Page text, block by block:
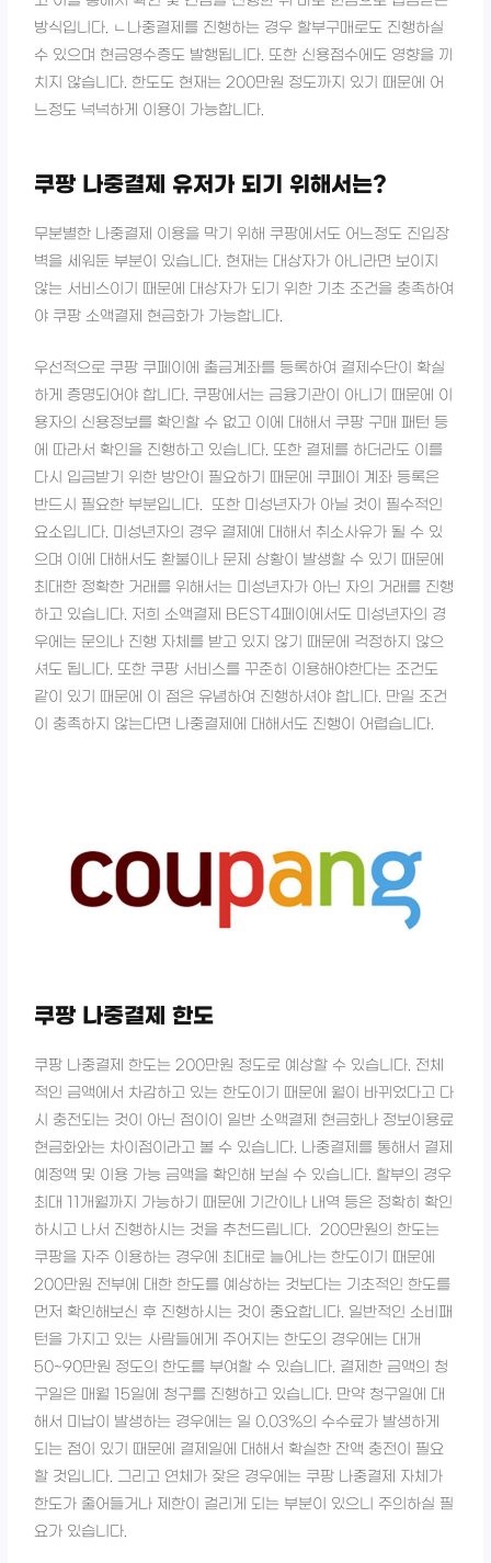
방식입니다. ㄴ나중결제를 진행하는 경우 할부구매로도 진행하실
수 있으며 현금영수증도 발행됩니다. 또한 신용점수에도 영향을 끼
치지 않습니다. 한도도 현재는 200만원 정도까지 있기 때문에 어
느정도 넉넉하게 이용이 가능합니다.
쿠팡 나중결제 유저가 되기 위해서는?
무분별한 나중결제 이용을 막기 위해 쿠팡에서도 어느정도 진입장
벽을 세워둔 부분이 있습니다. 현재는 대상자가 아니라면 보이지
않는 서비스이기 때문에 대상자가 되기 위한 기초 조건을 충족하여
야 쿠팡 소액결제 현금화가 가능합니다.
우선적으로 쿠팡 쿠페이에 출금계좌를 등록하여 결제수단이 확실
하게 증명되어야 합니다. 쿠팡에서는 금융기관이 아니기 때문에 이
용자의 신용정보를 확인할 수 없고 이에 대해서 쿠팡 구매 패턴 등
에 따라서 확인을 진행하고 있습니다. 또한 결제를 하더라도 이를
다시 입금받기 위한 방안이 필요하기 때문에 쿠페이 계좌 등록은
반드시 필요한 부분입니다. 또한 미성년자가 아닐 것이 필수적인
요소입니다. 미성년자의 경우 결제에 대해서 취소사유가 될 수 있
으며 이에 대해서도 환불이나 문제 상황이 발생할 수 있기 때문에
최대한 정확한 거래를 위해서는 미성년자가 아닌 자의 거래를 진행
하고 있습니다. 저희 소액결제 BEST4페이에서도 미성년자의 경
우에는 문의나 진행 자체를 받고 있지 않기 때문에 걱정하지 않으
셔도 됩니다. 또한 쿠팡 서비스를 꾸준히 이용해야한다는 조건도
같이 있기 때문에 이 점은 유념하여 진행하셔야 합니다. 만일 조건
이 충족하지 않는다면 나중결제에 대해서도 진행이 어렵습니다.
쿠팡 나중결제 한도
쿠팡 나중결제 한도는 200만원 정도로 예상할 수 있습니다. 전체
적인 금액에서 차감하고 있는 한도이기 때문에 월이 바뀌었다고 다
시 충전되는 것이 아닌 점이이 일반 소액결제 현금화나 정보이용료
현금화와는 차이점이라고 볼 수 있습니다. 나중결제를 통해서 결제
예정액 및 이용 가능 금액을 확인해 보실 수 있습니다. 할부의 경우
최대 11개월까지 가능하기 때문에 기간이나 내역 등은 정확히 확인
하시고 나서 진행하시는 것을 추천드립니다. 200만원의 한도는
쿠팡을 자주 이용하는 경우에 최대로 늘어나는 한도이기 때문에
200만원 전부에 대한 한도를 예상하는 것보다는 기초적인 한도를
먼저 확인해보신 후 진행하시는 것이 중요합니다. 일반적인 소비패
턴을 가지고 있는 사람들에게 주어지는 한도의 경우에는 대개
50~90만원 정도의 한도를 부여할 수 있습니다. 결제한 금액의 청
구일은 매월 15일에 청구를 진행하고 있습니다. 만약 청구일에 대
해서 미납이 발생하는 경우에는 일 0.03%의 수수료가 발생하게
되는 점이 있기 때문에 결제일에 대해서 확실한 잔액 충전이 필요
할 것입니다. 그리고 연체가 잦은 경우에는 쿠팡 나중결제 자체가
한도가 줄어들거나 제한이 걸리게 되는 부분이 있으니 주의하실 필
요가 있습니다.